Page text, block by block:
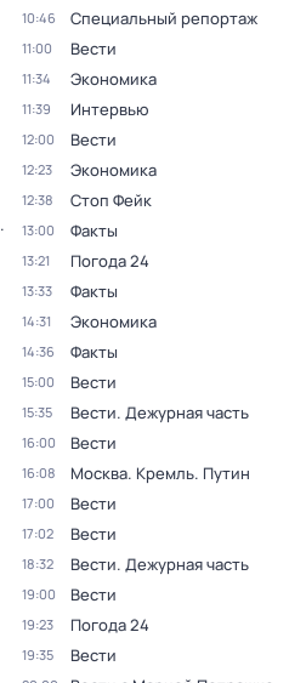
.
10:46 Специальный репортаж
11:00 Вести
11:34 Экономика
11:39 Интервью
12:00 Вести
12:23 Экономика
12:38 Стоп Фейк
13:00 Факты
13:21 Погода 24
13:33 Факты
14:31 Экономика
14:36 Факты
15:00 Вести
15:35 Вести. Дежурная часть
16:00 Вести
16:08 Москва. Кремль. Путин
17:00 Вести
17:02 Вести
18:32 Вести. Дежурная часть
19:00 Вести
19:23 Погода 24
19:35 Вести